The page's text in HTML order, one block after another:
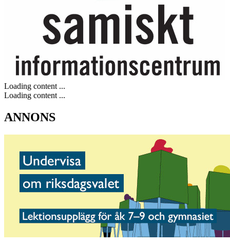
Loading content ...
Loading content ...
ANNONS